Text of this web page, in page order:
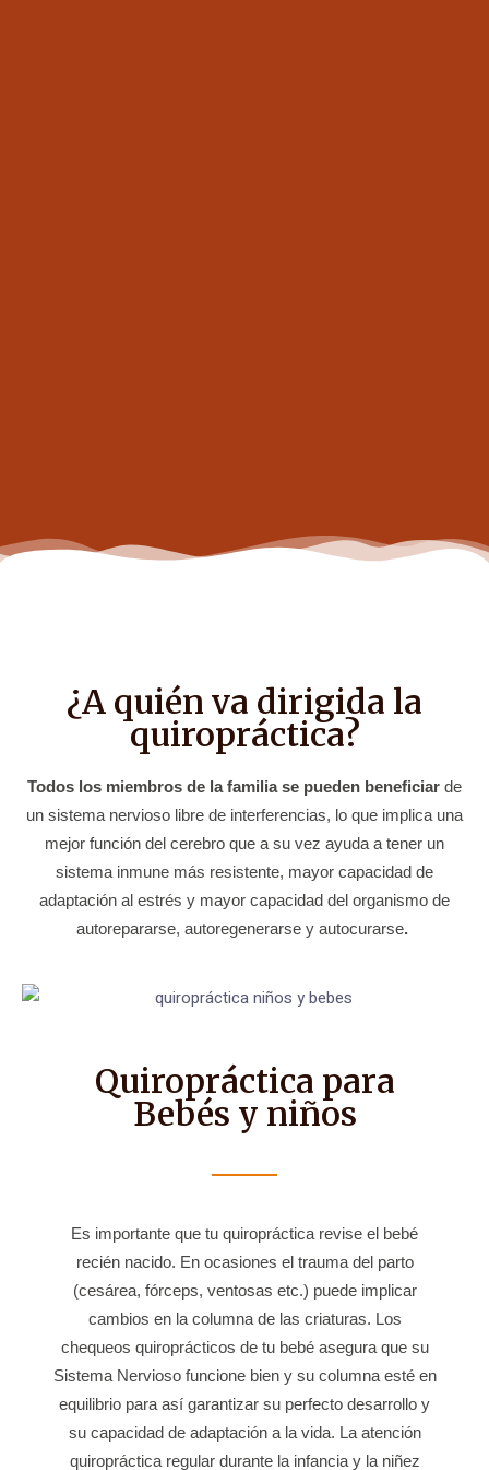
¿A quién va dirigida la
quiropráctica?
Todos los miembros de la familia se pueden beneficiar de
un sistema nervioso libre de interferencias, lo que implica una
mejor función del cerebro que a su vez ayuda a tener un
sistema inmune más resistente, mayor capacidad de
adaptación al estrés y mayor capacidad del organismo de
autorepararse, autoregenerarse y autocurarse.
Quiropráctica para
Bebés y niños
Es importante que tu quiropráctica revise el bebé
recién nacido. En ocasiones el trauma del parto
(cesárea, fórceps, ventosas etc.) puede implicar
cambios en la columna de las criaturas. Los
chequeos quiroprácticos de tu bebé asegura que su
Sistema Nervioso funcione bien y su columna esté en
equilibrio para así garantizar su perfecto desarrollo y
su capacidad de adaptación a la vida. La atención
quiropráctica regular durante la infancia y la niñez